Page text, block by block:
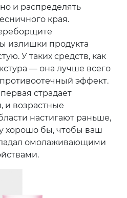
и распределять
края.
излишки продукта
У таких средств, как
— она лучше всего
эффект.
страдает
и возрастные
настигают раньше,
хорошо бы, чтобы ваш
омолаживающими